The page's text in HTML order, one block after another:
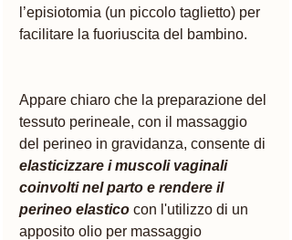
l’episiotomia (un piccolo taglietto) per
facilitare la fuoriuscita del bambino.
Appare chiaro che la preparazione del
tessuto perineale, con il massaggio
del perineo in gravidanza, consente di
elasticizzare i muscoli vaginali
coinvolti nel parto e rendere il
perineo elastico con l'utilizzo di un
apposito olio per massaggio